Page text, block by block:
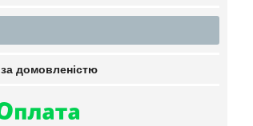
за домовленістю